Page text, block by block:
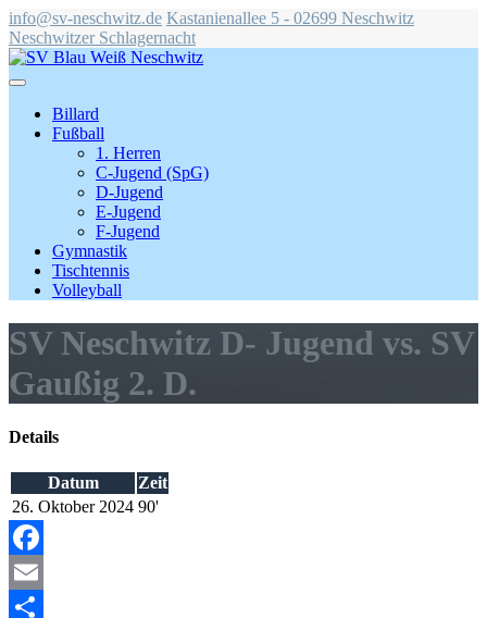
info@sv-neschwitz.de Kastanienallee 5 - 02699 Neschwitz
Neschwitzer Schlagernacht
Billard
Fußball
1. Herren
C-Jugend (SpG)
D-Jugend
E-Jugend
F-Jugend
Gymnastik
Tischtennis
Volleyball
SV Neschwitz D- Jugend vs. SV
Gaußig 2. D.
Details
Datum
Zeit
26. Oktober 2024 90'
Facebook
Email